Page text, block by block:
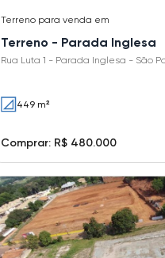
Terreno para venda em
Terreno - Parada Inglesa
Rua Luta 1 - Parada Inglesa - São
449 m²
Comprar: R$ 480.000